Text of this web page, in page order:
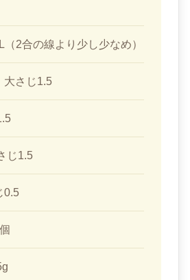
2合の線より少し少なめ）
さじ1.5
じ1.5